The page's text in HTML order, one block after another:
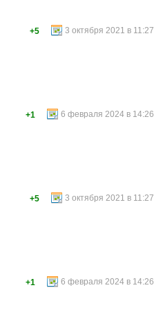
3 октября 2021 в 11:27
+5
6 февраля 2024 в 14:26
+1
3 октября 2021 в 11:27
+5
6 февраля 2024 в 14:26
+1